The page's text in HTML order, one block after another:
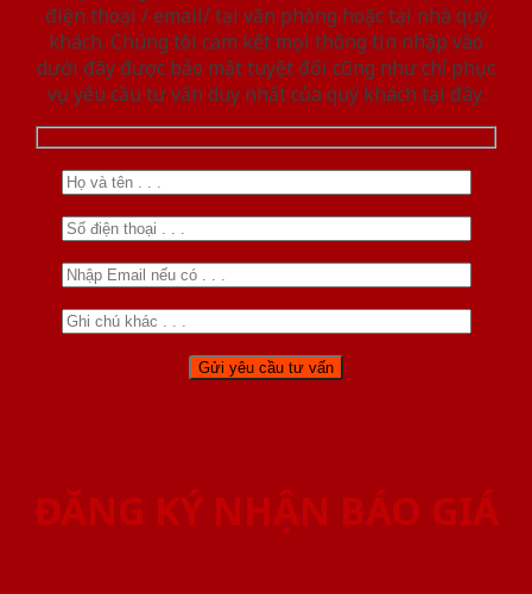
điện thoại / email/ tại văn phòng hoặc tại nhà quý
khách. Chúng tôi cam kết mọi thông tin nhập vào
dưới đây được bảo mật tuyệt đối cũng như chỉ phục
vụ yêu cầu tư vấn duy nhất của quý khách tại đây.
ĐĂNG KÝ NHẬN BÁO GIÁ